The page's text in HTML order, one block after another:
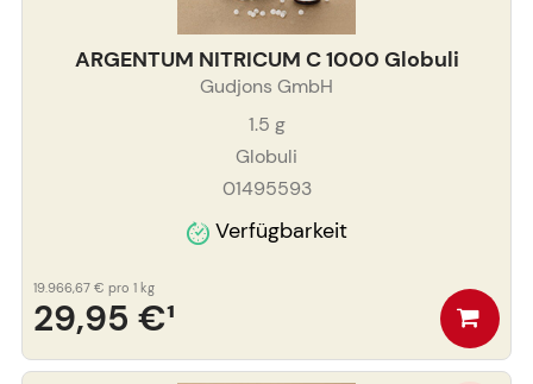
ARGENTUM NITRICUM C 1000 Globuli
Gudjons GmbH
1.5 g
Globuli
01495593
Verfügbarkeit
29,95 €¹
19.966,67 € pro 1 kg